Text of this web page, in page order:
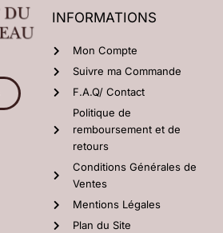
INFORMATIONS
Mon Compte
Suivre ma Commande
F.A.Q/ Contact
Politique de
remboursement et de
retours
Conditions Générales de
Ventes
Mentions Légales
Plan du Site